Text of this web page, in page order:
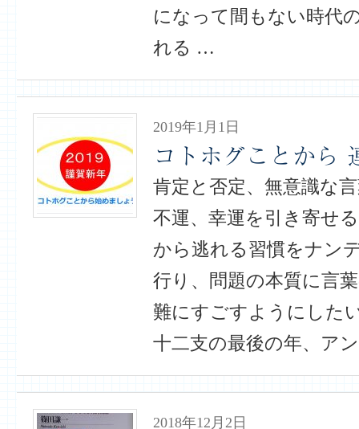
になって間もない時代
れる …
2019年1月1日
コトホグことから
肯定と否定、無意識な
不運、幸運を引き寄せ
から逃れる習慣をナン
行り、問題の本質に言
難にすごすようにした
十二支の最後の年、ア
2018年12月2日